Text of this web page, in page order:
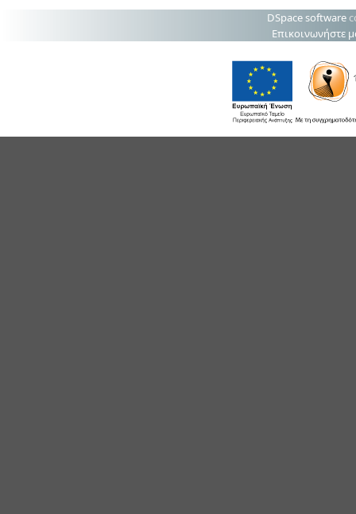
DSpace software
Επικοινωνήστε